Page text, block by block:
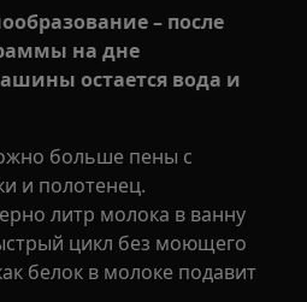
– после
на дне
остается вода и
больше пены с
и полотенец.
литр молока в ванну
цикл без моющего
белок в молоке подавит